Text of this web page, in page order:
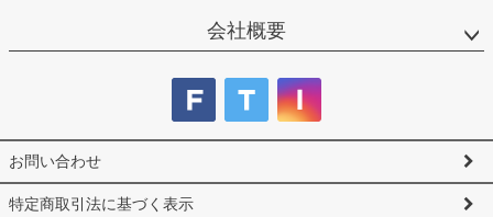
会社概要
お問い合わせ
特定商取引法に基づく表示